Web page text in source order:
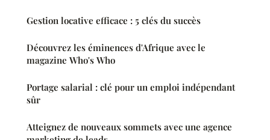
Gestion locative efficace : 5 clés du succès
Découvrez les éminences d'Afrique avec le
magazine Who's Who
Portage salarial : clé pour un emploi indépendant
sûr
Atteignez de nouveaux sommets avec une agence